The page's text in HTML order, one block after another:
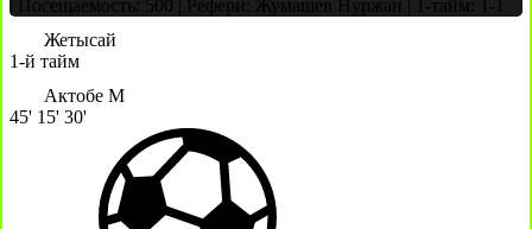
Посещаемость: 500 Рефери: Жумашев Нуржан
1-тайм: 1-1
Жетысай
1-й тайм
Актобе М
45' 15' 30'